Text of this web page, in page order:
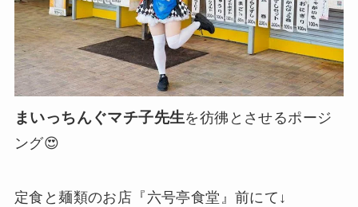
まいっちんぐマチ子先生を彷彿とさせるポージ
ング😍
定食と麺類のお店『六号亭食堂』前にて↓